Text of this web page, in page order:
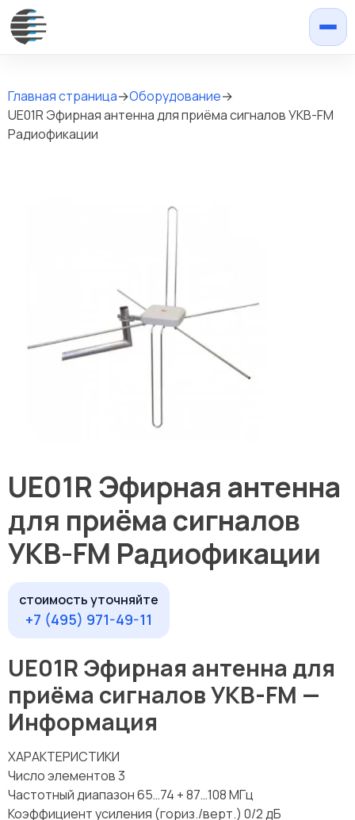
Главная страница→Оборудование→
UE01R Эфирная антенна для приёма сигналов УКВ-FM
Радиофикации
UE01R Эфирная антенна
для приёма сигналов
УКВ-FM Радиофикации
стоимость уточняйте
+7 (495) 971-49-11
UE01R Эфирная антенна для
приёма сигналов УКВ-FM —
Информация
ХАРАКТЕРИСТИКИ
Число элементов 3
Частотный диапазон 65…74 + 87…108 МГц
Коэффициент усиления (гориз./верт.) 0/2 дБ